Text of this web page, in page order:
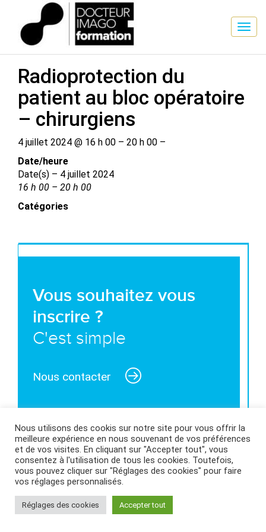
SESSION DE FORMATION
Radioprotection du
patient au bloc opératoire
– chirurgiens
4 juillet 2024 @ 16 h 00 – 20 h 00 –
Date/​heure
Date(s) – 4 juillet 2024
16 h 00 – 20 h 00
Catégories
Vous souhaitez vous
inscrire ?
C'est simple
Nous contacter
MENTIONS LÉGALES ET CONDITIONS GÉNÉRALES
D’UTILISATION| POLITIQUE DES COOKIES|
Nous utilisons des cookis sur notre site pour vous offrir la
meilleure expérience en nous souvenant de vos préférences
et de vos visites. En cliquant sur "Accepter tout", vous
consentez à l'utilisation de tous les cookies. Toutefois,
vous pouvez cliquer sur "Réglages des cookies" pour faire
vos réglages personnalisés.
Réglages des cookies Accepter tout